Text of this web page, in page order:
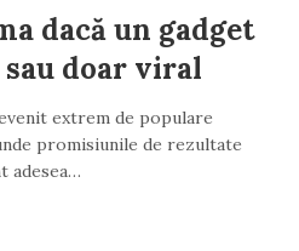
dacă un gadget
doar viral
extrem de populare
promisiunile de rezultate
adesea…